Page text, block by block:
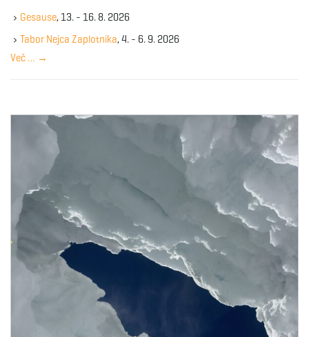
e
y
w
r
Gesause, 13. - 16. 8. 2026
Tabor Nejca Zaplotnika, 4. - 6. 9. 2026
Več … →